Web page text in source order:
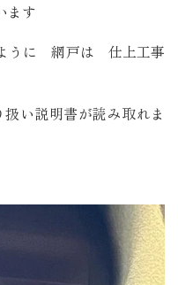
ます
うに 網戸は 仕上工事
い説明書が読み取れま